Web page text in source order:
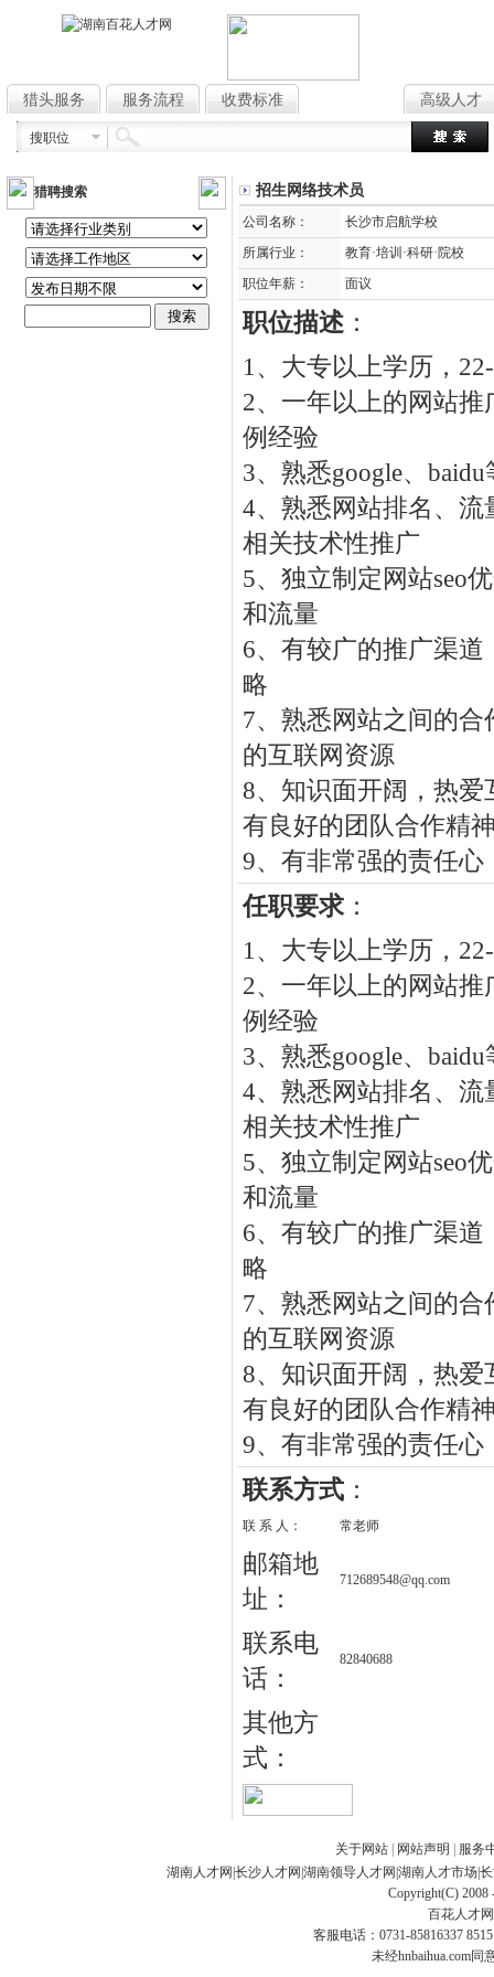
猎头服务 服务流程 收费标准 高级人才
搜职位
猎聘搜索 招生网络技术员
公司名称：
长沙市启航学校
所属行业：
教育·培训·科研·院校
职位年薪：
面议
职位描述 ：
1、大专以上学历，
2、一年以上的网站
例经验
3、熟悉google、
4、熟悉网站排名、
相关技术性推广
5、独立制定网站seo
和流量
6、有较广的推广渠
略
7、熟悉网站之间的
的互联网资源
8、知识面开阔，热
有良好的团队合作
9、有非常强的责任
任职要求：
1、大专以上学历，
2、一年以上的网站
例经验
3、熟悉google、
4、熟悉网站排名、
相关技术性推广
5、独立制定网站seo
和流量
6、有较广的推广渠
略
7、熟悉网站之间的
的互联网资源
8、知识面开阔，热
有良好的团队合作
9、有非常强的责任
联系方式 ：
联 系 人： 常老师
邮箱地
址：
712689548@qq.com
联系电
话：
82840688
其他方
式：
关于网站 网站声明
服务
湖南人才网 长沙人才网 湖南领导人才网 湖南人才市场
Copyright(C) 2008
百花人才网
客服电话：0731-85816337
未经hnbaihua.com